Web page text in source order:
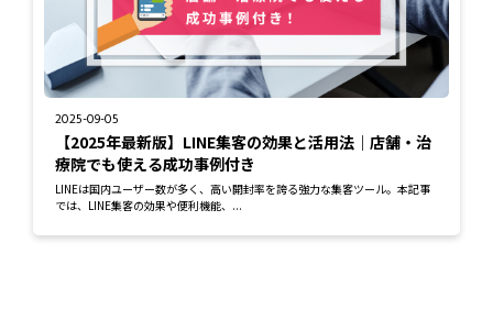
2025-09-05
【2025年最新版】LINE集客の効果と活用法｜店舗・治
療院でも使える成功事例付き
LINEは国内ユーザー数が多く、高い開封率を誇る強力な集客ツール。本記事
では、LINE集客の効果や便利機能、...